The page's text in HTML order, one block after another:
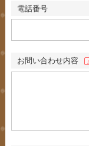
電話番号
お問い合わせ内容